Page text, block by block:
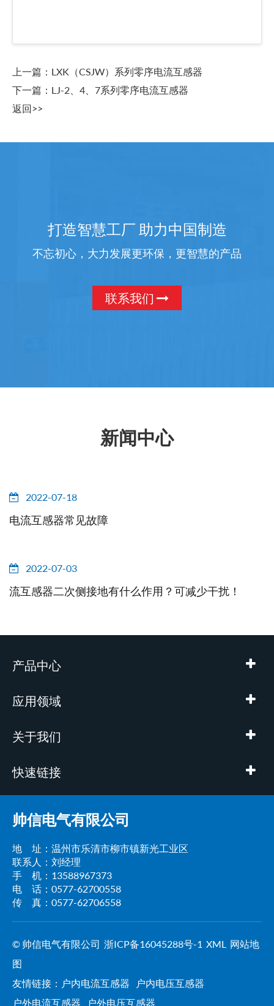
上一篇： LXK（CSJW）系列零序电流互感器
下一篇： LJ-2、4、7系列零序电流互感器
返回>>
打造智慧工厂 助力中国制造
不忘初心，大力发展更环保，更智慧的产品
联系我们
新闻中心
2022-07-18
电流互感器常见故障
2022-07-03
流互感器二次侧接地有什么作用？可减少干扰！
产品中心
应用领域
关于我们
快速链接
帅信电气有限公司
地 址：温州市乐清市柳市镇新光工业区
联系人：刘经理
手 机：13588967373
电 话：0577-62700558
传 真：0577-62706558
© 帅信电气有限公司 浙ICP备16045288号-1 XML
网站地
图
友情链接： 户内电流互感器
户内电压互感器
户外电流互感器
户外电压互感器